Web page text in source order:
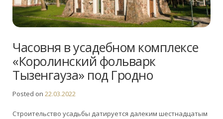
Часовня в усадебном комплексе
«Королинский фольварк
Тызенгауза» под Гродно
Posted on 22.03.2022
Строительство усадьбы датируется далеким шестнадцатым